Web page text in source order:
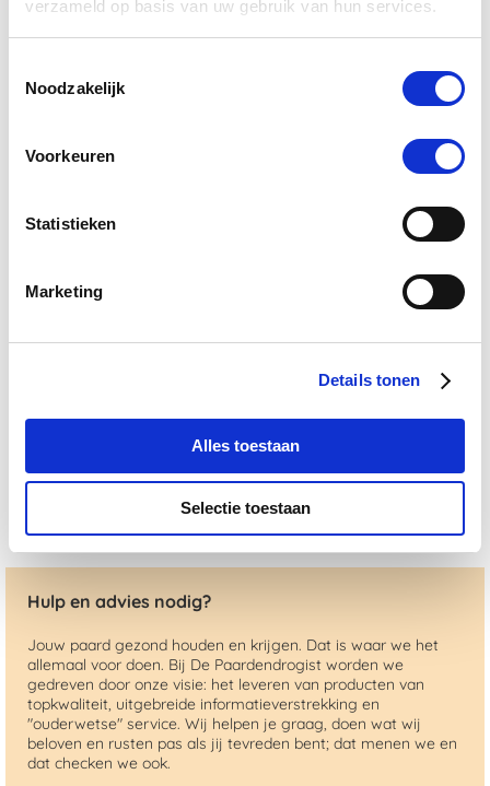
verzameld op basis van uw gebruik van hun services.
Noodzakelijk
Voorkeuren
Statistieken
Marketing
Details tonen
Alles toestaan
Selectie toestaan
-5 %
Hulp en advies nodig?
Jouw paard gezond houden en krijgen. Dat is waar we het
allemaal voor doen. Bij De Paardendrogist worden we
gedreven door onze visie: het leveren van producten van
topkwaliteit, uitgebreide informatieverstrekking en
"ouderwetse" service. Wij helpen je graag, doen wat wij
beloven en rusten pas als jij tevreden bent; dat menen we en
dat checken we ook.